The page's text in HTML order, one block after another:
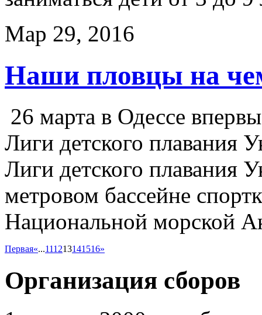
Мар 29, 2016
Наши пловцы на
26 марта в Одессе
Лиги детского плавания
Лиги детского плавания
метровом бассейне
Национальной морской
Первая«...111213141516»
Организация сборов